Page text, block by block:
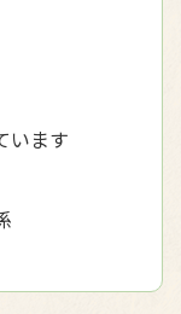
います